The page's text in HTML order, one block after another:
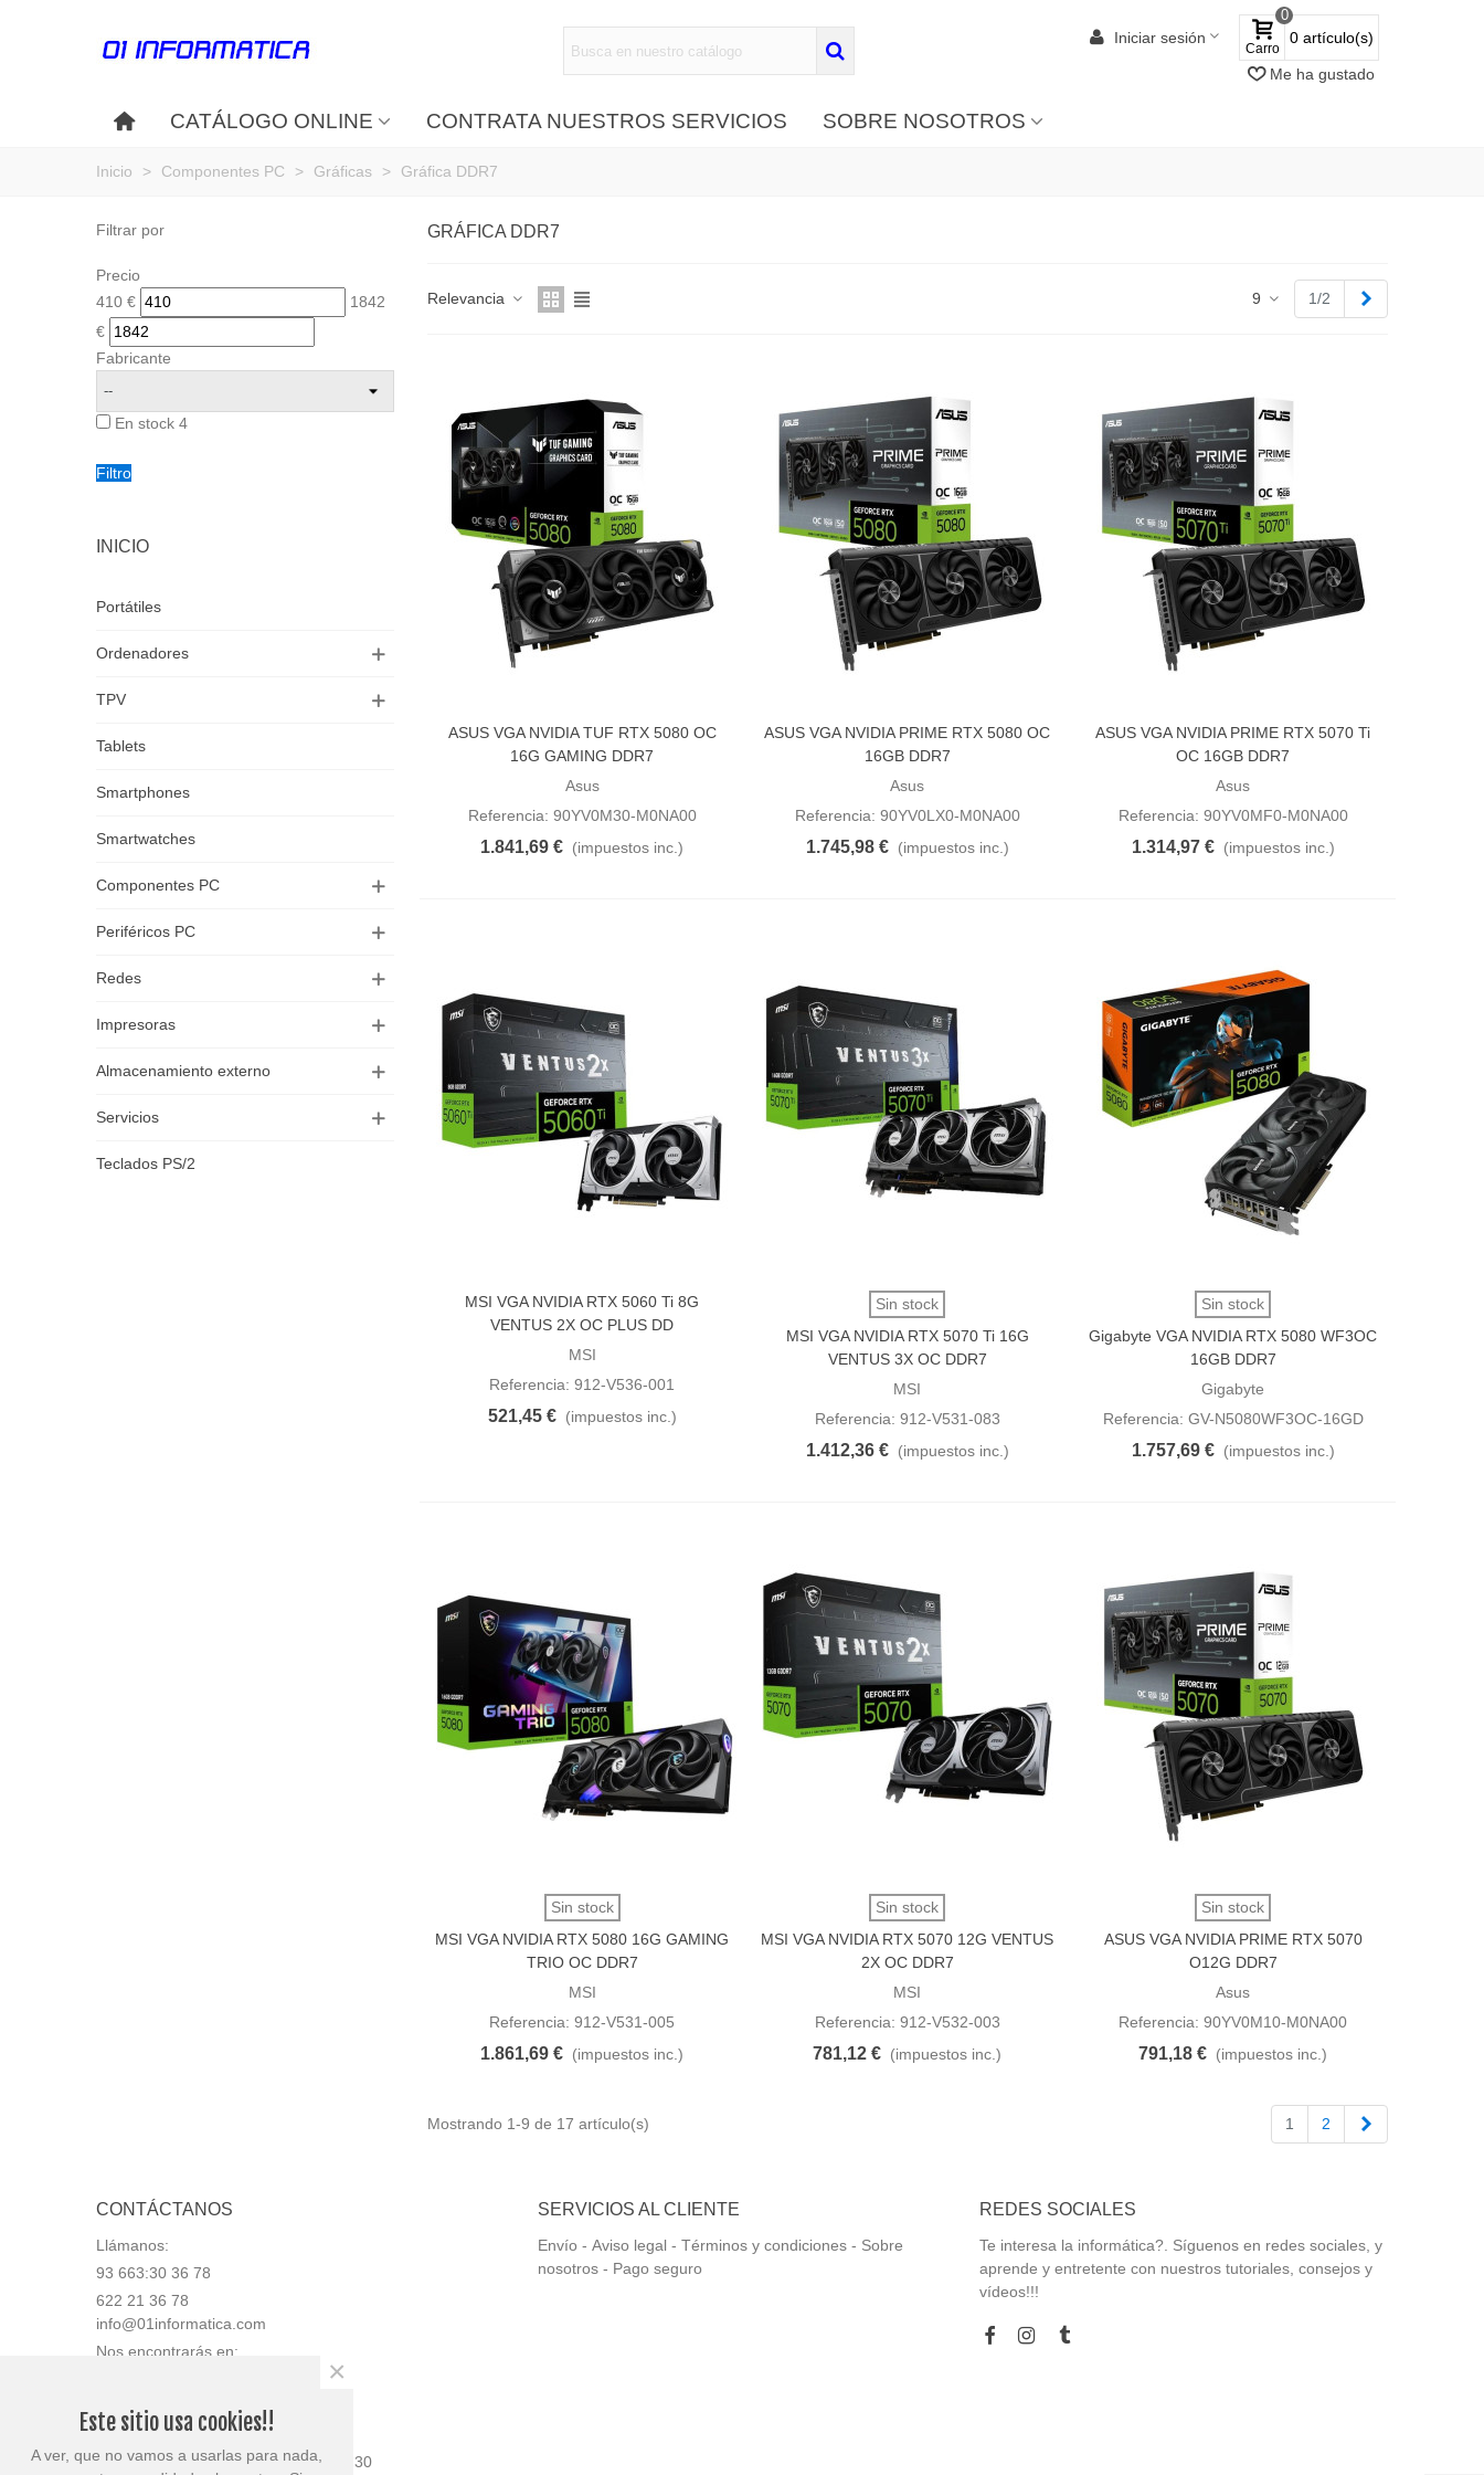
Iniciar sesión
Carro
0
0 artículo(s)
Me ha gustado
CATÁLOGO ONLINE CONTRATA NUESTROS SERVICIOS SOBRE NOSOTROS
Inicio > Componentes PC > Gráficas > Gráfica DDR7
Filtrar por
Precio
410 €
1842
€
Fabricante
En stock 4
Filtro
INICIO
Portátiles
Ordenadores
TPV
Tablets
Smartphones
Smartwatches
Componentes PC
Periféricos PC
Redes
Impresoras
Almacenamiento externo
Servicios
Teclados PS/2
GRÁFICA DDR7
Relevancia 9 1/2
Añadir al carrito
ASUS VGA NVIDIA TUF RTX 5080 OC
16G GAMING DDR7
Asus
Referencia: 90YV0M30-M0NA00
1.841,69 € (impuestos inc.)
Añadir al carrito
ASUS VGA NVIDIA PRIME RTX 5080 OC
16GB DDR7
Asus
Referencia: 90YV0LX0-M0NA00
1.745,98 € (impuestos inc.)
Añadir al carrito
ASUS VGA NVIDIA PRIME RTX 5070 Ti
OC 16GB DDR7
Asus
Referencia: 90YV0MF0-M0NA00
1.314,97 € (impuestos inc.)
Añadir al carrito
MSI VGA NVIDIA RTX 5060 Ti 8G
VENTUS 2X OC PLUS DD
MSI
Referencia: 912-V536-001
521,45 € (impuestos inc.)
Vista rápida
Sin stock
MSI VGA NVIDIA RTX 5070 Ti 16G
VENTUS 3X OC DDR7
MSI
Referencia: 912-V531-083
1.412,36 € (impuestos inc.)
Vista rápida
Sin stock
Gigabyte VGA NVIDIA RTX 5080 WF3OC
16GB DDR7
Gigabyte
Referencia: GV-N5080WF3OC-16GD
1.757,69 € (impuestos inc.)
Vista rápida
Sin stock
MSI VGA NVIDIA RTX 5080 16G GAMING
TRIO OC DDR7
MSI
Referencia: 912-V531-005
1.861,69 € (impuestos inc.)
Vista rápida
Sin stock
MSI VGA NVIDIA RTX 5070 12G VENTUS
2X OC DDR7
MSI
Referencia: 912-V532-003
781,12 € (impuestos inc.)
Vista rápida
Sin stock
ASUS VGA NVIDIA PRIME RTX 5070
O12G DDR7
Asus
Referencia: 90YV0M10-M0NA00
791,18 € (impuestos inc.)
Mostrando 1-9 de 17 artículo(s) 1 2
CONTÁCTANOS
Llámanos:
93 663:30 36 78
622 21 36 78
info@01informatica.com
Nos encontrarás en:
08780 Pallejà (Barcelona)
Tienda abierta en horario:
Lunes 9:30 a 13:30 y 15:30 a 18:30
SERVICIOS AL CLIENTE
Envío - Aviso legal - Términos y condiciones - Sobre
nosotros - Pago seguro
REDES SOCIALES
Te interesa la informática?. Síguenos en redes sociales, y
aprende y entretente con nuestros tutoriales, consejos y
vídeos!!!
Este sitio usa cookies!!
A ver, que no vamos a usarlas para nada,
×